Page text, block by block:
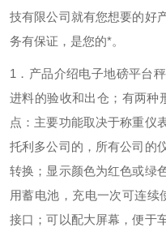
技有限公司就有您想要的好
务有保证，是您的*。
1．产品介绍电子地磅平台
进料的验收和出仓；有两种
点： 主要功能取决于称重仪
托利多公司的，所有公司的
转换； 显示颜色为红色或绿
用蓄电池，充电一次可连续
接口；可以配大屏幕，便于